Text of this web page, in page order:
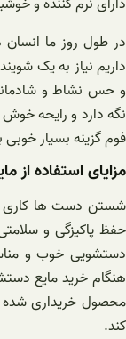
دارای نرم کننده و
در طول روز ما انسان
داریم نیاز به یک
و حس نشاط و
نگه دارد و رایحه
فوم گزینه بسیار
مزایای استفاده
شستن دست ها کاری
حفظ پاکیزگی و
دستشویی خوب و
هنگام خرید مایع
محصول خریداری شده
کند.